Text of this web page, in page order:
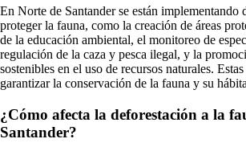
En Norte de Santander se están implementando
proteger la fauna, como la creación de áreas
de la educación ambiental, el monitoreo de
regulación de la caza y pesca ilegal, y la
sostenibles en el uso de recursos naturales.
garantizar la conservación de la fauna y su
¿Cómo afecta la deforestación a la
Santander?